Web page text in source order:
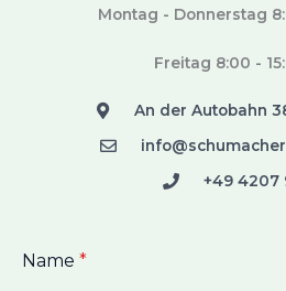
Montag - Donnerstag
Freitag 8:00 -
An der Autobahn
+49 4207
Name *